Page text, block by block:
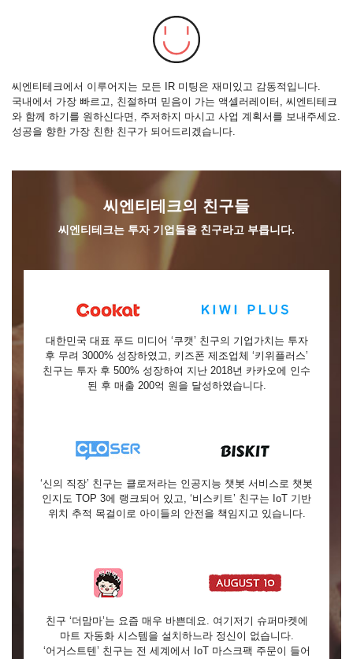
씨엔티테크에서 이루어지는 모든 IR 미팅은 재미있고 감동적입니다.
국내에서 가장 빠르고, 친절하며 믿음이 가는 액셀러레이터, 씨엔티테크
와 함께 하기를 원하신다면, 주저하지 마시고 사업 계획서를 보내주세요.
성공을 향한 가장 친한 친구가 되어드리겠습니다.
씨엔티테크의 친구들
씨엔티테크는 투자 기업들을 친구라고 부릅니다.
대한민국 대표 푸드 미디어 ‘쿠캣’ 친구의 기업가치는 투자
후 무려 3000% 성장하였고, 키즈폰 제조업체 ‘키위플러스’
친구는 투자 후 500% 성장하여 지난 2018년 카카오에 인수
된 후 매출 200억 원을 달성하였습니다.
‘신의 직장’ 친구는 클로저라는 인공지능 챗봇 서비스로 챗봇
인지도 TOP 3에 랭크되어 있고, ‘비스키트’ 친구는 IoT 기반
위치 추적 목걸이로 아이들의 안전을 책임지고 있습니다.
친구 ‘더맘마’는 요즘 매우 바쁜데요. 여기저기 슈퍼마켓에
마트 자동화 시스템을 설치하느라 정신이 없습니다.
‘어거스트텐’ 친구는 전 세계에서 IoT 마스크팩 주문이 들어